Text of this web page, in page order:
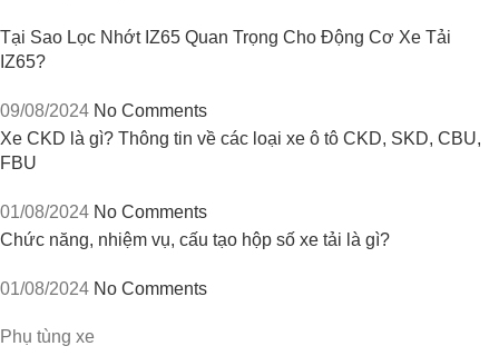
Tại Sao Lọc Nhớt IZ65 Quan Trọng Cho Động Cơ Xe Tải
IZ65?
09/08/2024 No Comments
Xe CKD là gì? Thông tin về các loại xe ô tô CKD, SKD, CBU,
FBU
01/08/2024 No Comments
Chức năng, nhiệm vụ, cấu tạo hộp số xe tải là gì?
01/08/2024 No Comments
Phụ tùng xe